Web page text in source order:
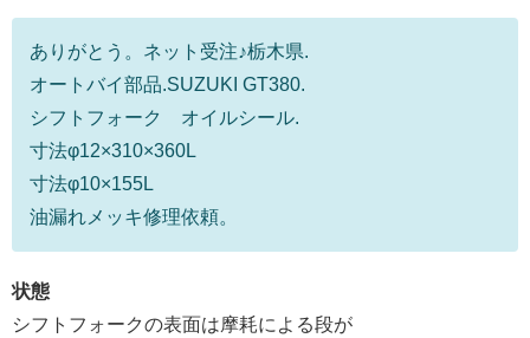
ありがとう。ネット受注♪栃木県.
オートバイ部品.SUZUKI GT380.
シフトフォーク オイルシール.
寸法φ12×310×360L
寸法φ10×155L
油漏れメッキ修理依頼。
状態
シフトフォークの表面は摩耗による段が